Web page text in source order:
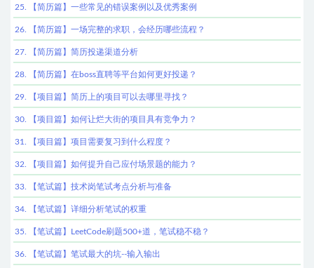
25. 【简历篇】一些常见的错误案例以及优秀案例
26. 【简历篇】一场完整的求职，会经历哪些流程？
27. 【简历篇】简历投递渠道分析
28. 【简历篇】在boss直聘等平台如何更好投递？
29. 【项目篇】简历上的项目可以去哪里寻找？
30. 【项目篇】如何让烂大街的项目具有竞争力？
31. 【项目篇】项目需要复习到什么程度？
32. 【项目篇】如何提升自己应付场景题的能力？
33. 【笔试篇】技术岗笔试考点分析与准备
34. 【笔试篇】详细分析笔试的权重
35. 【笔试篇】LeetCode刷题500+道，笔试稳不稳？
36. 【笔试篇】笔试最大的坑--输入输出